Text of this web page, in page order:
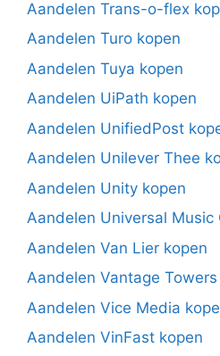
Aandelen Trans-o-flex
Aandelen Turo kopen
Aandelen Tuya kopen
Aandelen UiPath kopen
Aandelen UnifiedPost
Aandelen Unilever Thee
Aandelen Unity kopen
Aandelen Universal Music
Aandelen Van Lier kopen
Aandelen Vantage
Aandelen Vice Media
Aandelen VinFast kopen